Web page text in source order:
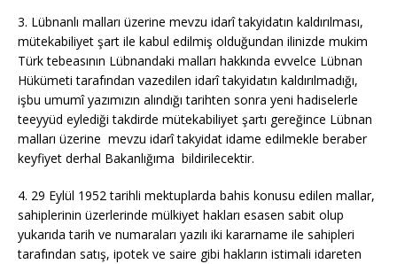
3. Lübnanlı malları üzerine mevzu idarî takyidatın kaldırılması,
mütekabiliyet şart ile kabul edilmiş olduğundan ilinizde mukim
Türk tebeasının Lübnandaki malları hakkında evvelce Lübnan
Hükümeti tarafından vazedilen idarî takyidatın kaldırılmadığı,
işbu umumî yazımızın alındığı tarihten sonra yeni hadiselerle
teeyyüd eylediği takdirde mütekabiliyet şartı gereğince Lübnan
malları üzerine mevzu idarî takyidat idame edilmekle beraber
keyfiyet derhal Bakanlığıma bildirilecektir.
4. 29 Eylül 1952 tarihli mektuplarda bahis konusu edilen mallar,
sahiplerinin üzerlerinde mülkiyet hakları esasen sabit olup
yukarıda tarih ve numaraları yazılı iki kararname ile sahipleri
tarafından satış, ipotek ve saire gibi hakların istimali idareten